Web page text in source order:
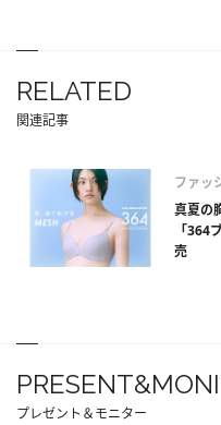
RELATED
関連記事
ファッ
真夏の
「364
売
プレゼント＆モニター